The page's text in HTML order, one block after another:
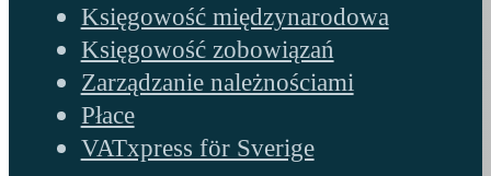
Księgowość międzynarodowa
Księgowość zobowiązań
Zarządzanie należnościami
Płace
VATxpress för Sverige